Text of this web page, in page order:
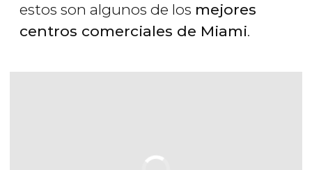
estos son algunos de los mejores
centros comerciales de Miami.